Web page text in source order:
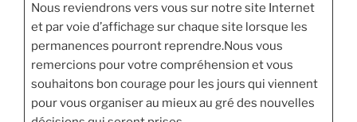
Nous reviendrons vers vous sur notre site Internet
et par voie d’affichage sur chaque site lorsque les
permanences pourront reprendre.Nous vous
remercions pour votre compréhension et vous
souhaitons bon courage pour les jours qui viennent
pour vous organiser au mieux au gré des nouvelles